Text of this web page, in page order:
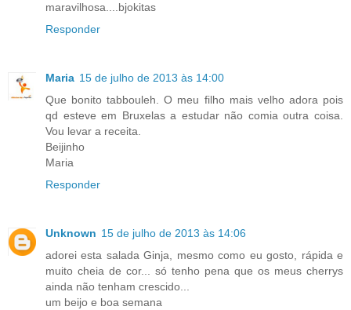
maravilhosa....bjokitas
Responder
Maria 15 de julho de 2013 às 14:00
Que bonito tabbouleh. O meu filho mais velho adora pois
qd esteve em Bruxelas a estudar não comia outra coisa.
Vou levar a receita.
Beijinho
Maria
Responder
Unknown 15 de julho de 2013 às 14:06
adorei esta salada Ginja, mesmo como eu gosto, rápida e
muito cheia de cor... só tenho pena que os meus cherrys
ainda não tenham crescido...
um beijo e boa semana